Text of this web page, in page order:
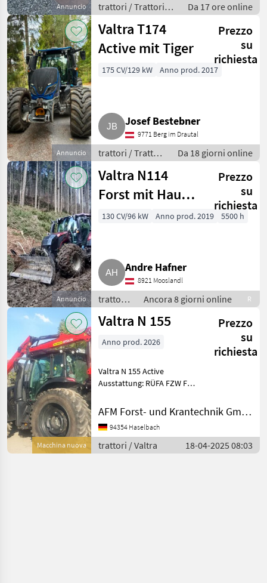
Marketplace
Offerte dei
rivenditori
Annuncio
trattori / Trattori
forestali
Da 17 ore online
Annuncio
Valtra T174
Active mit Tiger
Prezzo
su
richiesta
175 CV/129 kW Anno prod. 2017
Josef Bestebner
9771 Berg im Drautal
trattori / Trattori
forestali
Da 18 giorni online
Annuncio
Valtra N114
Forst mit Hauer
Bionic 130
Prezzo
su
richiesta
130 CV/96 kW Anno prod. 2019 5500 h
Andre Hafner
8921 Mooslandl
trattori /
Trattori
forestali
Ancora 8 giorni online R
Macchina nuova
Valtra N 155
Prezzo
su
richiesta
Anno prod. 2026
Valtra N 155 Active
Ausstattung: RÜFA FZW FH
Cambio PowerShift, Sedile a
sospensione pneumatica,
Dispositivo di retromarcia, :
Cambio Power
AFM Forst- und Krantechnik GmbH
94354 Haselbach
trattori / Valtra 18-04-2025 08:03